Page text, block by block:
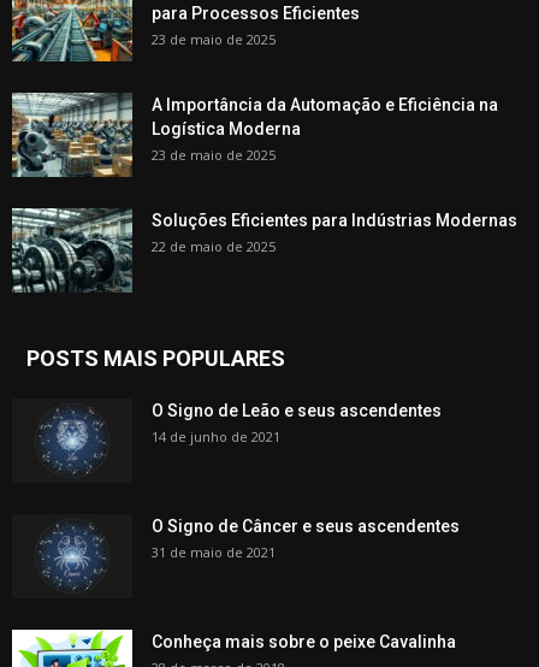
para Processos Eficientes
23 de maio de 2025
A Importância da Automação e Eficiência na
Logística Moderna
23 de maio de 2025
Soluções Eficientes para Indústrias Modernas
22 de maio de 2025
POSTS MAIS POPULARES
O Signo de Leão e seus ascendentes
14 de junho de 2021
O Signo de Câncer e seus ascendentes
31 de maio de 2021
Conheça mais sobre o peixe Cavalinha